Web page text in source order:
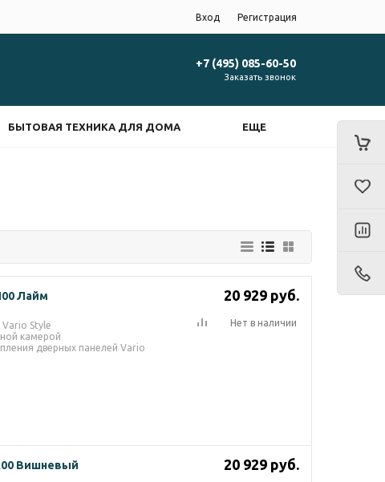
Вход Регистрация
+7 (495) 085-60-50
Заказать звонок
БЫТОВАЯ ТЕХНИКА ДЛЯ ДОМА ЕЩЕ
Лайм
Style
камерой
дверных панелей Vario
дверцы на себя и поднимите
20 929 руб.
Нет в наличии
Вишневый 20 929 руб.